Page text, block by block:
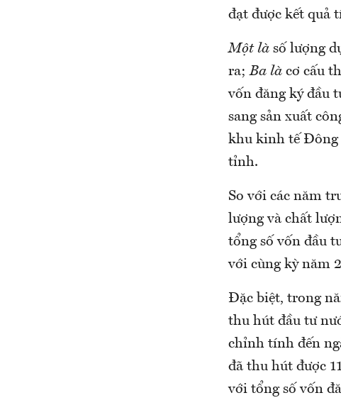
đạt được kết quả
Một là số lượng
ra;Ba là cơ cấu
vốn đăng ký đầu
sang sản xuất
khu kinh tế Đông
tỉnh.
So với các năm
lượng và chất
tổng số vốn đầu
với cùng kỳ năm
Đặc biệt, trong
thu hút đầu tư
chỉnh tính đến
đã thu hút được
với tổng số vốn